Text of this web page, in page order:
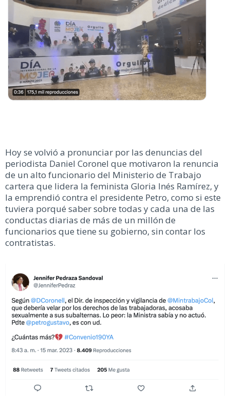
Hoy se volvió a pronunciar por las denuncias del
periodista Daniel Coronel que motivaron la renuncia
de un alto funcionario del Ministerio de Trabajo
cartera que lidera la feminista Gloria Inés Ramírez, y
la emprendió contra el presidente Petro, como si este
tuviera porqué saber sobre todas y cada una de las
conductas diarias de más de un millón de
funcionarios que tiene su gobierno, sin contar los
contratistas.